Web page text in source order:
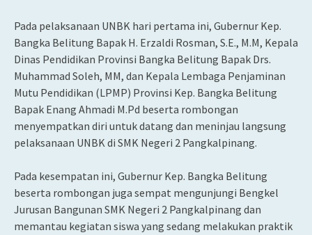
Pada pelaksanaan UNBK hari pertama ini, Gubernur Kep.
Bangka Belitung Bapak H. Erzaldi Rosman, S.E., M.M, Kepala
Dinas Pendidikan Provinsi Bangka Belitung Bapak Drs.
Muhammad Soleh, MM, dan Kepala Lembaga Penjaminan
Mutu Pendidikan (LPMP) Provinsi Kep. Bangka Belitung
Bapak Enang Ahmadi M.Pd beserta rombongan
menyempatkan diri untuk datang dan meninjau langsung
pelaksanaan UNBK di SMK Negeri 2 Pangkalpinang.
Pada kesempatan ini, Gubernur Kep. Bangka Belitung
beserta rombongan juga sempat mengunjungi Bengkel
Jurusan Bangunan SMK Negeri 2 Pangkalpinang dan
memantau kegiatan siswa yang sedang melakukan praktik